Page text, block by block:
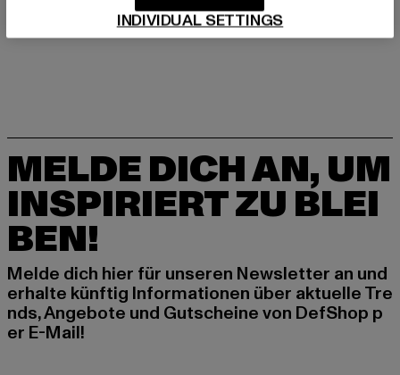
LIEFERUNG & RÜCKGABE
MELDE DICH AN, UM
INSPIRIERT ZU BLEI
BEN!
Melde dich hier für unseren Newsletter an und
erhalte künftig Informationen über aktuelle Tre
nds, Angebote und Gutscheine von DefShop p
er E-Mail!
INDIVIDUAL SETTINGS